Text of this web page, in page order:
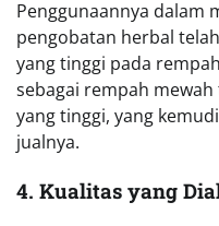
Penggunaannya dalam
pengobatan herbal
yang tinggi pada
sebagai rempah
yang tinggi, yang
jualnya.
4. Kualitas yang